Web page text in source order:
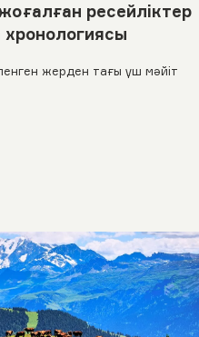
ресейліктер
хронологиясы
жерден тағы үш мәйіт